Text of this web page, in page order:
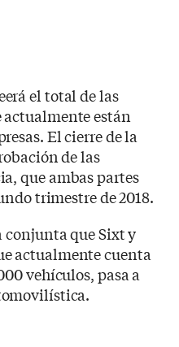
el total de las
actualmente están
El cierre de la
de las
que ambas partes
trimestre de 2018.
conjunta que Sixt y
actualmente cuenta
vehículos, pasa a